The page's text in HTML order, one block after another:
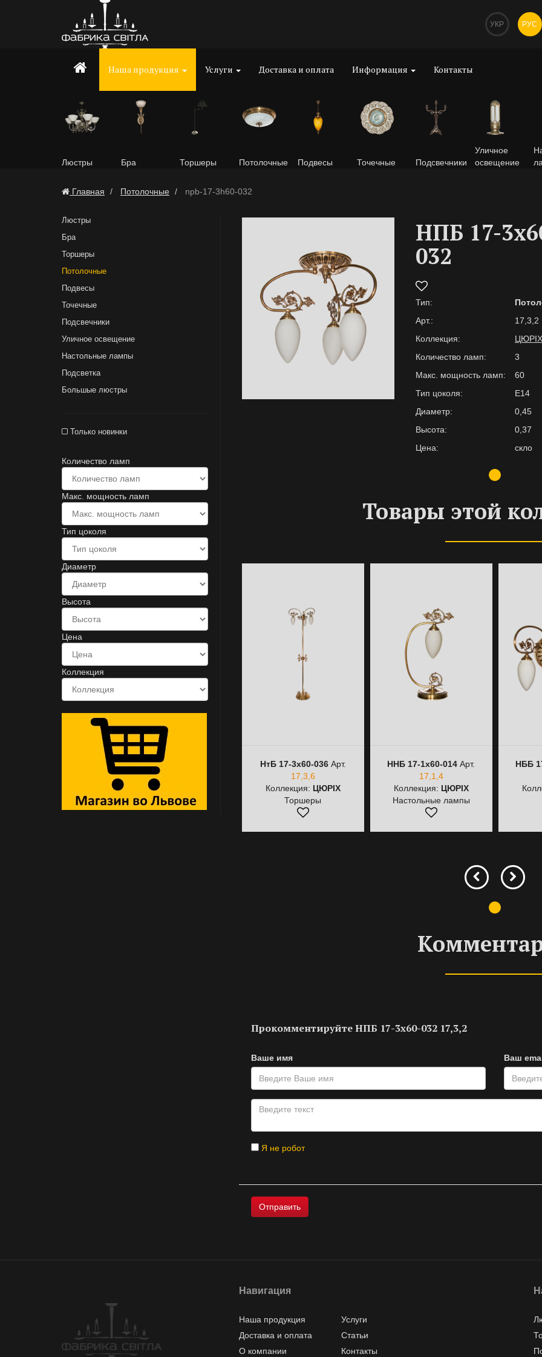
УКР РУС
Наша продукция Услуги Доставка и оплата Информация Контакты
Люстры Бра Торшеры Потолочные Подвесы Точечные Подсвечники
Уличное
освещение
Главная Потолочные npb-17-3h60-032
Люстры
Бра
Торшеры
Потолочные
Подвесы
Точечные
Подсвечники
Уличное освещение
Настольные лампы
Подсветка
Большые люстры
Только новинки
Количество ламп
Макс. мощность ламп
Тип цоколя
Диаметр
Высота
Цена
Коллекция
НПБ 17-
032
Тип:
Арт.:
17,3,2
Коллекция:
ЦЮРІХ
Количество ламп:
3
Макс. мощность ламп:
60
Тип цоколя:
E14
Диаметр:
0,45
Высота:
0,37
Цена:
скло
Товары этой
НтБ 17-3х60-036Арт.
17,3,6
Коллекция: ЦЮРІХ
Торшеры
ННБ 17-1х60-014 Арт.
17,1,4
Коллекция: ЦЮРІХ
Настольные лампы
НББ
Прокомментируйте НПБ 17-3х60-032 17,3,2
Ваше имя Ваш
Я не робот
Навигация
Наша продукция
Услуги
Доставка и оплата
Статьи
О компании
Контакты